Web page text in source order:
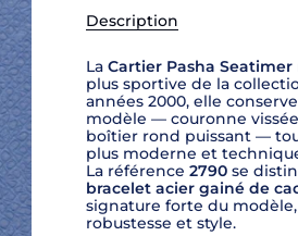
Description
La Cartier Pasha Seatimer
plus sportive de la
années 2000, elle
modèle — couronne
boîtier rond puissant —
plus moderne et
La référence 2790 se
bracelet acier gainé de
signature forte du
robustesse et style.